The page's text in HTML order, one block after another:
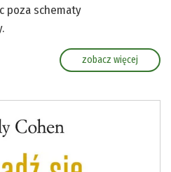
poza schematy
zobacz więcej